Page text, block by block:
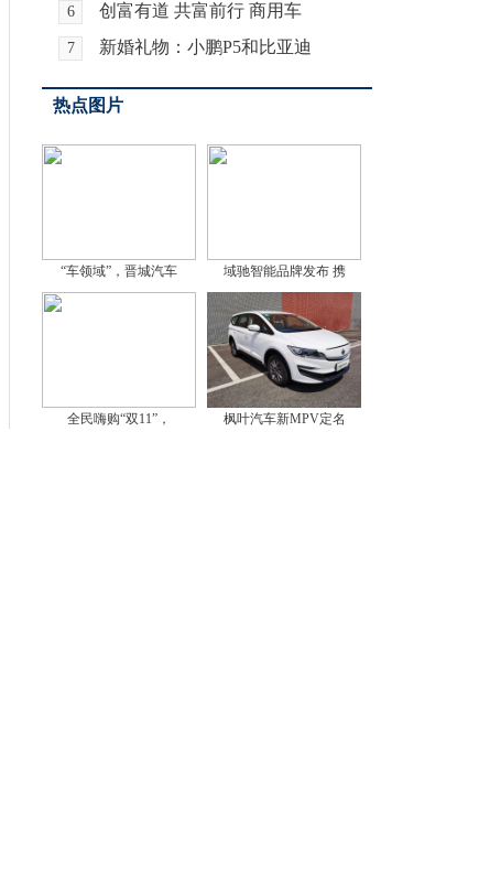
6 创富有道 共富前行 商用车
7 新婚礼物：小鹏P5和比亚迪
热点图片
“车领域”，晋城汽车 域驰智能品牌发布 携
全民嗨购“双11”， 枫叶汽车新MPV定名